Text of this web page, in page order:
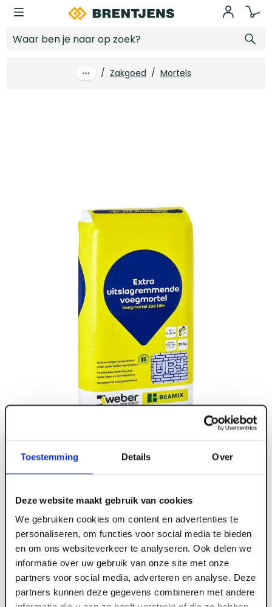
Toestemming Details Over
Deze website maakt gebruik van cookies
We gebruiken cookies om content en advertenties te
personaliseren, om functies voor social media te bieden
en om ons websiteverkeer te analyseren. Ook delen we
informatie over uw gebruik van onze site met onze
partners voor social media, adverteren en analyse. Deze
partners kunnen deze gegevens combineren met andere
Ga naar hoofdinhoud
/ Zakgoed / Mortels
ART006566
Weber Beamix Voegmortel 332-2735 UR+
donkergrijs zak 25 kg (42 zak/pal)
Log in voor prijzen